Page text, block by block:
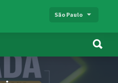
São Paulo